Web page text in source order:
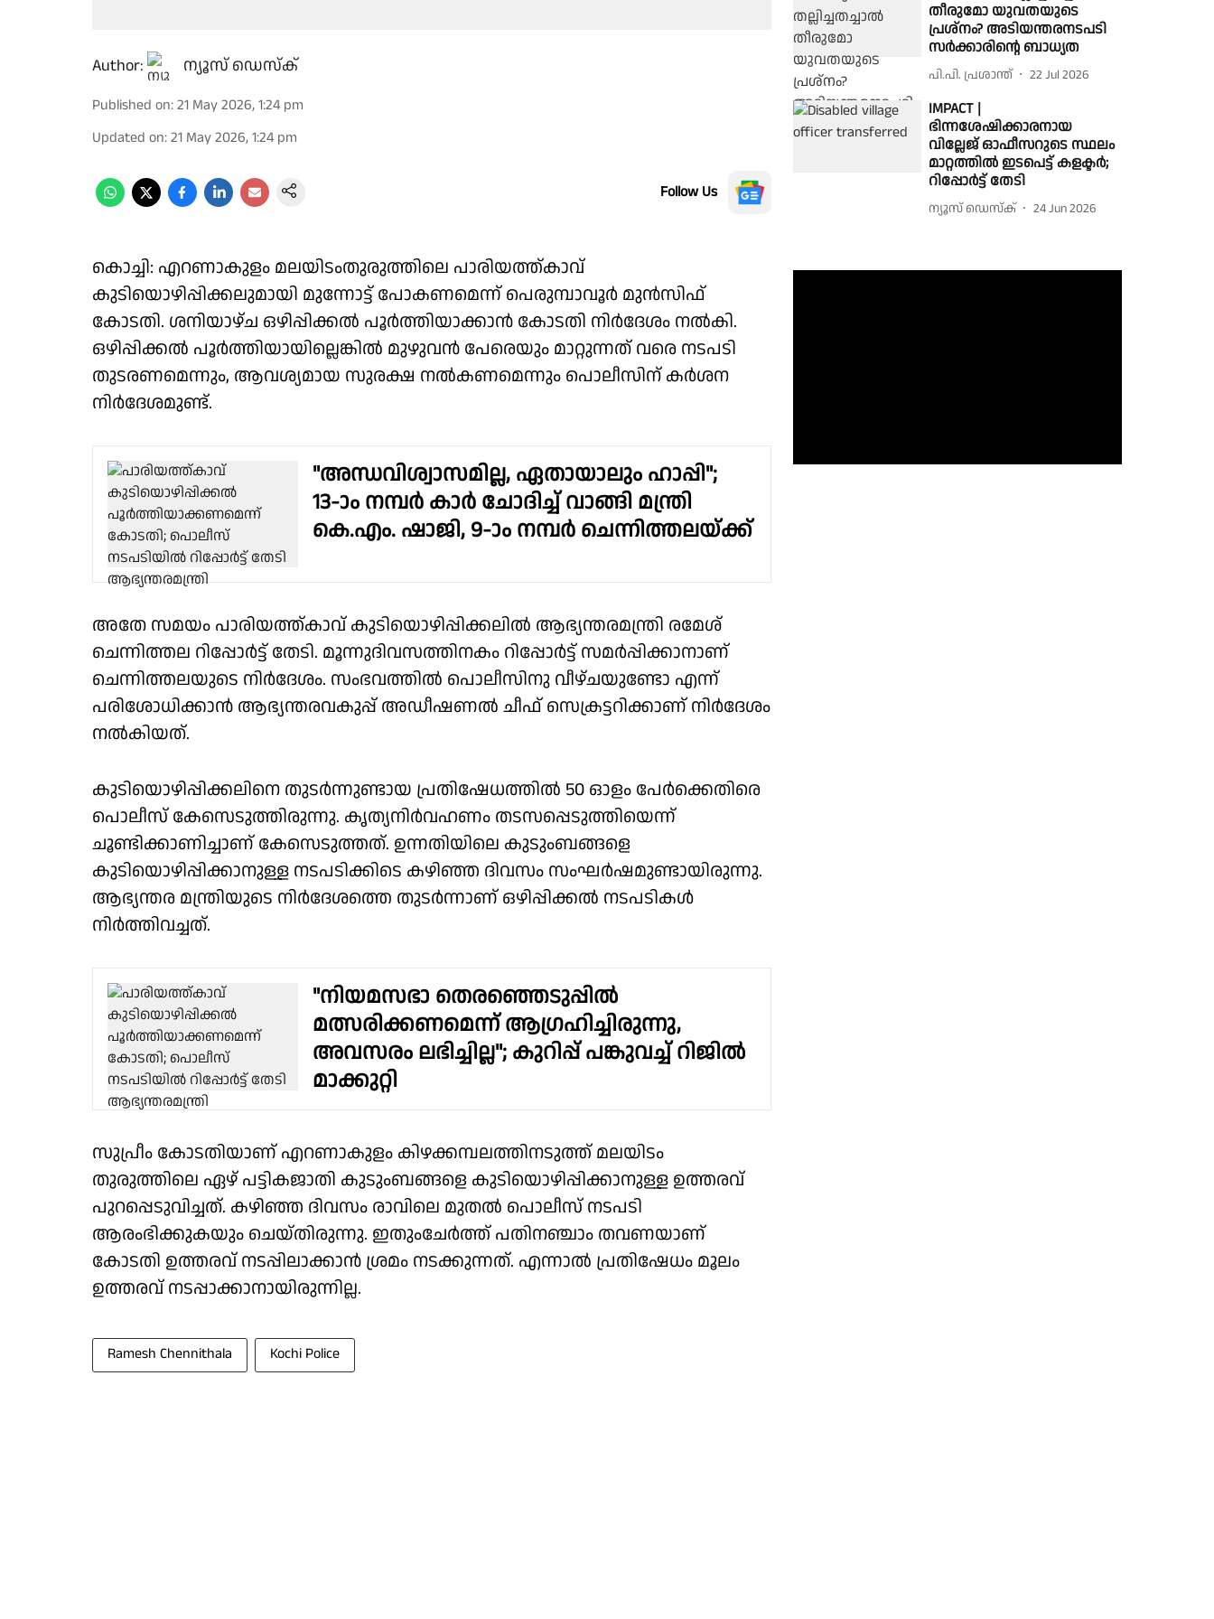
Author: ന്യൂസ് ഡെസ്ക്
Published on:21 May 2026, 1:24 pm
Updated on:21 May 2026, 1:24 pm
Follow Us
കൊച്ചി: എറണാകുളം മലയിടംതുരുത്തിലെ പാരിയത്ത്കാവ്
കുടിയൊഴിപ്പിക്കലുമായി മുന്നോട്ട് പോകണമെന്ന് പെരുമ്പാവൂർ മുൻസിഫ്
കോടതി. ശനിയാഴ്ച ഒഴിപ്പിക്കൽ പൂർത്തിയാക്കാൻ കോടതി നിർദേശം നൽകി.
ഒഴിപ്പിക്കൽ പൂർത്തിയായില്ലെങ്കിൽ മുഴുവൻ പേരെയും മാറ്റുന്നത് വരെ നടപടി
തുടരണമെന്നും, ആവശ്യമായ സുരക്ഷ നൽകണമെന്നും പൊലീസിന് കർശന
നിർദേശമുണ്ട്.
"അന്ധവിശ്വാസമില്ല, ഏതായാലും ഹാപ്പി";
13-ാം നമ്പർ കാർ ചോദിച്ച് വാങ്ങി മന്ത്രി
കെ.എം. ഷാജി, 9-ാം നമ്പർ ചെന്നിത്തലയ്ക്ക്
അതേ സമയം പാരിയത്ത്കാവ് കുടിയൊഴിപ്പിക്കലിൽ ആഭ്യന്തരമന്ത്രി രമേശ്
ചെന്നിത്തല റിപ്പോർട്ട് തേടി. മൂന്നുദിവസത്തിനകം റിപ്പോർട്ട് സമർപ്പിക്കാനാണ്
ചെന്നിത്തലയുടെ നിർദേശം. സംഭവത്തിൽ പൊലീസിനു വീഴ്ചയുണ്ടോ എന്ന്
പരിശോധിക്കാൻ ആഭ്യന്തരവകുപ്പ് അഡീഷണൽ ചീഫ് സെക്രട്ടറിക്കാണ് നിർദേശം
നൽകിയത്.
കുടിയൊഴിപ്പിക്കലിനെ തുടർന്നുണ്ടായ പ്രതിഷേധത്തിൽ 50 ഓളം പേർക്കെതിരെ
പൊലീസ് കേസെടുത്തിരുന്നു. കൃത്യനിർവഹണം തടസപ്പെടുത്തിയെന്ന്
ചൂണ്ടിക്കാണിച്ചാണ് കേസെടുത്തത്. ഉന്നതിയിലെ കുടുംബങ്ങളെ
കുടിയൊഴിപ്പിക്കാനുള്ള നടപടിക്കിടെ കഴിഞ്ഞ ദിവസം സംഘർഷമുണ്ടായിരുന്നു.
ആഭ്യന്തര മന്ത്രിയുടെ നിർദേശത്തെ തുടർന്നാണ് ഒഴിപ്പിക്കൽ നടപടികൾ
നിർത്തിവച്ചത്.
"നിയമസഭാ തെരഞ്ഞെടുപ്പിൽ
മത്സരിക്കണമെന്ന് ആഗ്രഹിച്ചിരുന്നു,
അവസരം ലഭിച്ചില്ല"; കുറിപ്പ് പങ്കുവച്ച് റിജിൽ
മാക്കുറ്റി
സുപ്രീം കോടതിയാണ് എറണാകുളം കിഴക്കമ്പലത്തിനടുത്ത് മലയിടം
തുരുത്തിലെ ഏഴ് പട്ടികജാതി കുടുംബങ്ങളെ കുടിയൊഴിപ്പിക്കാനുള്ള ഉത്തരവ്
പുറപ്പെടുവിച്ചത്. കഴിഞ്ഞ ദിവസം രാവിലെ മുതൽ പൊലീസ് നടപടി
ആരംഭിക്കുകയും ചെയ്തിരുന്നു. ഇതുംചേർത്ത് പതിനഞ്ചാം തവണയാണ്
കോടതി ഉത്തരവ് നടപ്പിലാക്കാൻ ശ്രമം നടക്കുന്നത്. എന്നാൽ പ്രതിഷേധം മൂലം
ഉത്തരവ് നടപ്പാക്കാനായിരുന്നില്ല.
Ramesh Chennithala Kochi Police
തീരുമോ യുവതയുടെ
പ്രശ്നം? അടിയന്തരനടപടി
സർക്കാരിന്റെ ബാധ്യത
പി.പി. പ്രശാന്ത് 22 Jul 2026
IMPACT |
ഭിന്നശേഷിക്കാരനായ
വില്ലേജ് ഓഫീസറുടെ സ്ഥലം
മാറ്റത്തിൽ ഇടപെട്ട് കളക്ടർ;
റിപ്പോർട്ട് തേടി
ന്യൂസ് ഡെസ്ക് 24 Jun 2026